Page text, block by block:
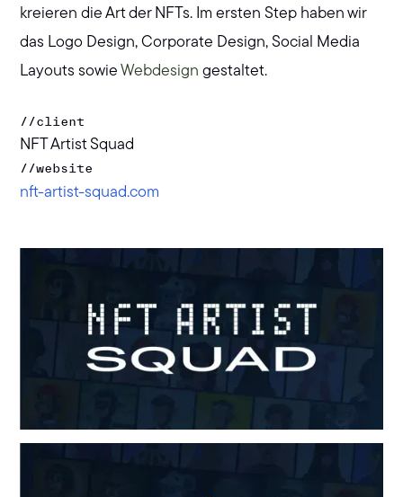
kreieren die Art der NFTs. Im ersten Step haben wir
das Logo Design, Corporate Design, Social Media
Layouts sowieWebdesign gestaltet.
//client
NFT Artist Squad
//website
nft-artist-squad.com